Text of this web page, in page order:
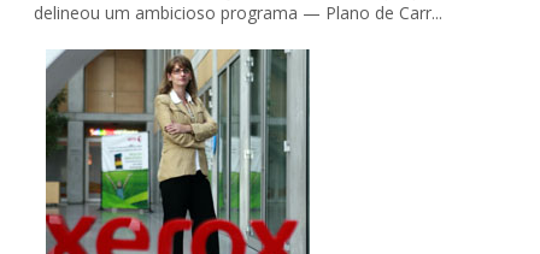
delineou um ambicioso programa — Plano de Carr...